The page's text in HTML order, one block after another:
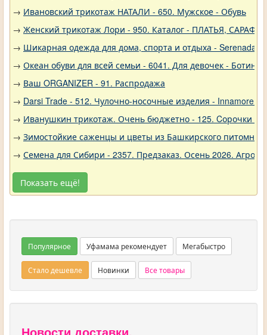
→ Ивановский трикотаж НАТАЛИ - 650. Мужское - Обувь
→ Женский трикотаж Лори - 950. Каталог - ПЛАТЬЯ,
→ Шикарная одежда для дома, спорта и отдыха - Serenada
→ Океан обуви для всей семьи - 6041. Для девочек - Ботинки
→ Ваш ORGANIZER - 91. Распродажа
→ Darsi Trade - 512. Чулочно-носочные изделия - Innamore
→ Иванушкин трикотаж. Очень бюджетно - 125. Cорочки
→ Зимостойкие саженцы и цветы из Башкирского
→ Семена для Сибири - 2357. Предзаказ. Осень 2026.
Показать ещё!
Популярное Уфамама рекомендует Мегабыстро
Стало дешевле Новинки Все товары